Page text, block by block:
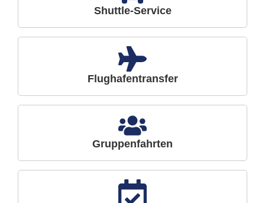
Shuttle-Service
Flughafentransfer
Gruppenfahrten